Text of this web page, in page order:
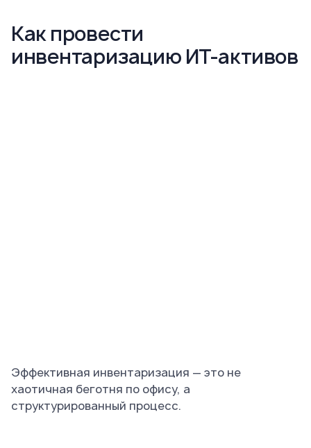
Как провести
инвентаризацию ИТ-активов
Эффективная инвентаризация — это не
хаотичная беготня по офису, а
структурированный процесс.